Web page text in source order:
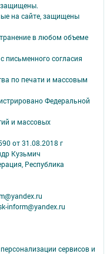
защищены.
на сайте, защищены
в любом объеме
письменного согласия
по печати и массовым
Федеральной
и массовых
от 31.08.2018 г
Кузьмич
Республика
inform@yandex.ru
сервисов и